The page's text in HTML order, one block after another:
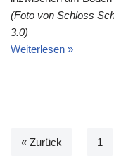
(Foto von Schloss
3.0)
Weiterlesen »
« Zurück 1